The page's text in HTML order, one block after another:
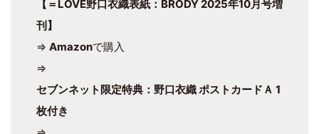
【＝LOVE野口衣織表紙：BRODY 2025年10月号増
刊】
⇒ Amazonで購入
⇒
セブンネット限定特典：野口衣織 ポストカードＡ 1
枚付き